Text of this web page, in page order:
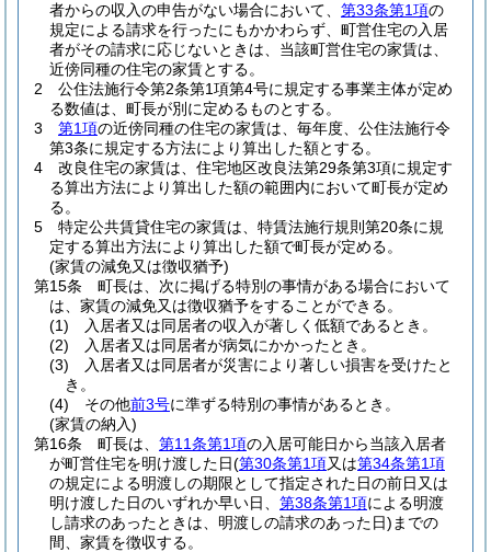
者からの収入の申告がない場合において、 第33条第1項の
規定による請求を行ったにもかかわらず、町営住宅の入居
者がその請求に応じないときは、当該町営住宅の家賃は、
近傍同種の住宅の家賃とする。
2
公住法施行令第2条第1項第4号に規定する事業主体が定め
る数値は、町長が別に定めるものとする。
3
第1項の近傍同種の住宅の家賃は、毎年度、公住法施行令
第3条に規定する方法により算出した額とする。
4
改良住宅の家賃は、住宅地区改良法第29条第3項に規定す
る算出方法により算出した額の範囲内において町長が定め
る。
5
特定公共賃貸住宅の家賃は、特賃法施行規則第20条に規
定する算出方法により算出した額で町長が定める。
(家賃の減免又は徴収猶予)
第15条
町長は、次に掲げる特別の事情がある場合において
は、家賃の減免又は徴収猶予をすることができる。
(1)
入居者又は同居者の収入が著しく低額であるとき。
(2)
入居者又は同居者が病気にかかったとき。
(3)
入居者又は同居者が災害により著しい損害を受けたと
き。
(4)
その他前3号に準ずる特別の事情があるとき。
(家賃の納入)
第16条
町長は、 第11条第1項の入居可能日から当該入居者
が町営住宅を明け渡した日(第30条第1項又は第34条第1項
の規定による明渡しの期限として指定された日の前日又は
明け渡した日のいずれか早い日、 第38条第1項による明渡
し請求のあったときは、明渡しの請求のあった日) までの
間、家賃を徴収する。